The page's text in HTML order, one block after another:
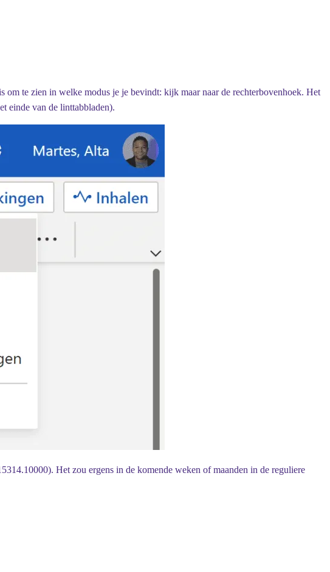
te zien in welke modus je je bevindt: kijk maar naar de rechterbovenhoek. Het
einde van de linttabbladen).
Het zou ergens in de komende weken of maanden in de reguliere